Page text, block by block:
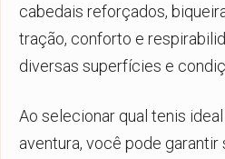
cabedais reforçados,
tração, conforto e
diversas superfícies e
Ao selecionar qual tenis
aventura, você pode garantir